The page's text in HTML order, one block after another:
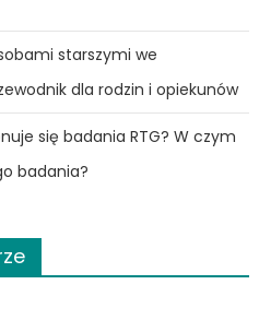
starszymi we
dla rodzin i opiekunów
się badania RTG? W czym
badania?